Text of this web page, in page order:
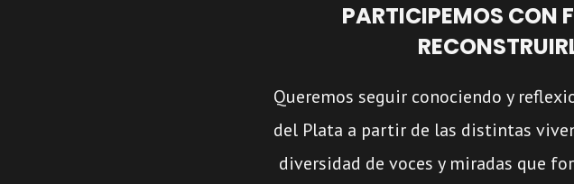
PARTICIPEMOS CON
Queremos seguir conociendo y
del Plata a partir de las distintas
diversidad de voces y miradas que